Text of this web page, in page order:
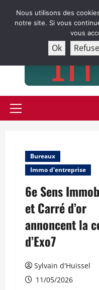
Menu
Bureaux
Immo d'entreprise
6e Sens
et Carré d’or
annoncent la
d’Exo7
Sylvain d'Huissel
11/05/2026
Nous utilisons des
notre site. Si vous
vous
Ok